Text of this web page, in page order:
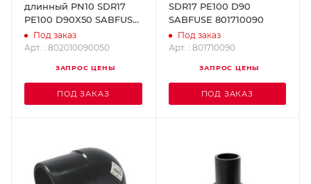
длинный PN10 SDR17
PE100 D90X50 SABFUSE
802010090050
Под заказ
Арт. : 802010090050
ЗАПРОС ЦЕНЫ
ПОД ЗАКАЗ
SDR17 PE100 D90
SABFUSE 801710090
Под заказ
Арт. : 801710090
ЗАПРОС ЦЕНЫ
ПОД ЗАКАЗ